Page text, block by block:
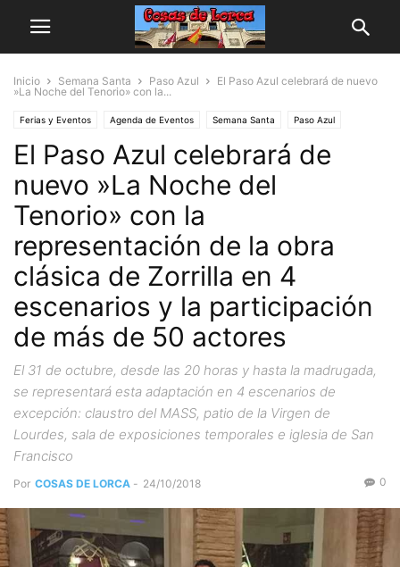
Inicio Semana Santa Paso Azul
El Paso Azul celebrará de nuevo
»La Noche del Tenorio» con la...
Ferias y Eventos Agenda de Eventos Semana Santa Paso Azul
El Paso Azul celebrará de
nuevo »La Noche del
Tenorio» con la
representación de la obra
clásica de Zorrilla en 4
escenarios y la participación
de más de 50 actores
El 31 de octubre, desde las 20 horas y hasta la madrugada,
se representará esta adaptación en 4 escenarios de
excepción: claustro del MASS, patio de la Virgen de
Lourdes, sala de exposiciones temporales e iglesia de San
Francisco
Por COSAS DE LORCA - 24/10/2018 0